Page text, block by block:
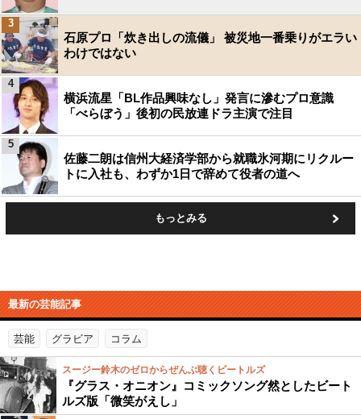
石原プロ「炊き出しの流儀」 被災地一番乗りがエラい
わけではない
3
横浜流星「BL作品興味なし」発言に滲むプロ意識
「べらぼう」後初の民放連ドラ主演で注目
4
佐藤二朗は信州大経済学部から就職氷河期にリクルー
トに入社も、わずか1日で辞めて役者の道へ
5
もっとみる
最新の芸能記事
芸能 グラビア コラム
スージー鈴木のゼロからぜんぶ聴くビートルズ
『グラス・オニオン』コミックソング然としたビート
ルズ版「微笑がえし」